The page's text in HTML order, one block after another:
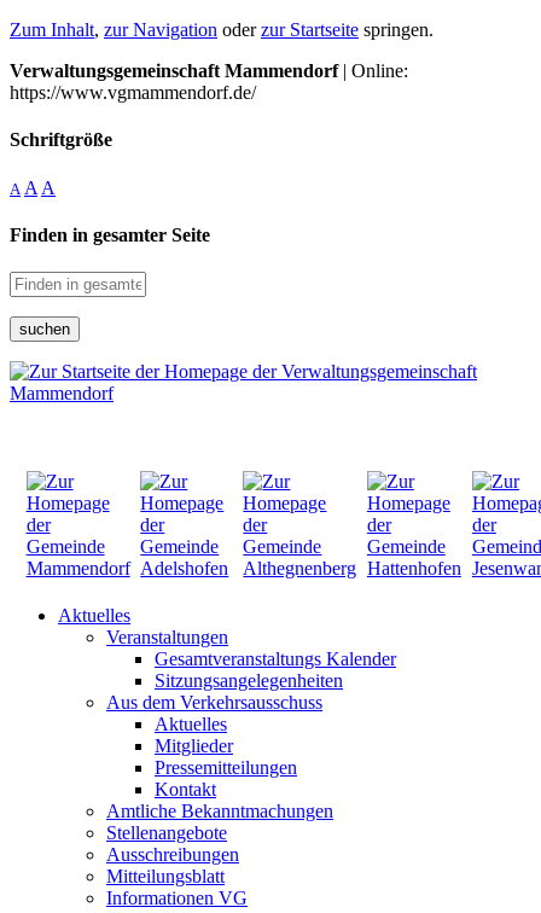
Zum Inhalt, zur Navigation oderzur Startseite springen.
Verwaltungsgemeinschaft Mammendorf| Online:
https://www.vgmammendorf.de/
Schriftgröße
A A A
Finden in gesamter Seite
suchen
Aktuelles
Veranstaltungen
Gesamtveranstaltungs Kalender
Sitzungsangelegenheiten
Aus dem Verkehrsausschuss
Aktuelles
Mitglieder
Pressemitteilungen
Kontakt
Amtliche Bekanntmachungen
Stellenangebote
Ausschreibungen
Mitteilungsblatt
Informationen VG